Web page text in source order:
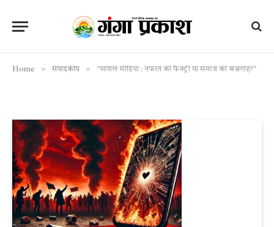
Home » संपादकीय » “सोशल मीडिया : नफरत की फैक्ट्री या समाज की कब्रगाह?”